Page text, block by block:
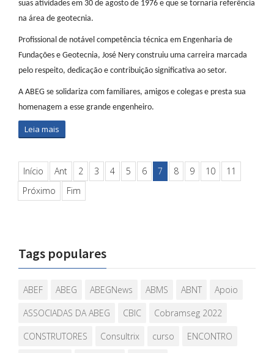
suas atividades em 30 de agosto de 1976 e que se tornaria referência
na área de geotecnia.
Profissional de notável competência técnica em Engenharia de
Fundações e Geotecnia, José Nery construiu uma carreira marcada
pelo respeito, dedicação e contribuição significativa ao setor.
A ABEG se solidariza com familiares, amigos e colegas e presta sua
homenagem a esse grande engenheiro.
Leia mais
Início Ant 2 3 4 5 6 7 8 9 10
11
Próximo
Fim
Tags populares
ABEF ABEG ABEGNews ABMS ABNT
Apoio
ASSOCIADAS DA ABEG
CBIC
Cobramseg 2022
CONSTRUTORES
Consultrix curso
ENCONTRO